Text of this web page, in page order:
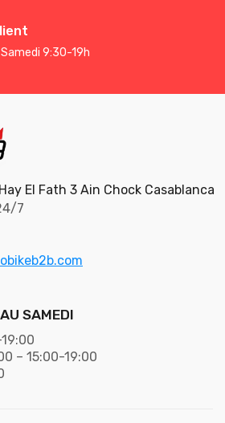
Samedi 9:30-19h
El Fath 3 Ain Chock Casablanca
7
SAMEDI
– 15:00-19:00